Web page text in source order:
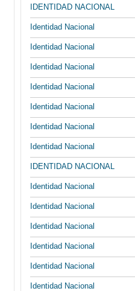
IDENTIDAD NACIONAL
Identidad Nacional
Identidad Nacional
Identidad Nacional
Identidad Nacional
Identidad Nacional
Identidad Nacional
Identidad Nacional
IDENTIDAD NACIONAL
Identidad Nacional
Identidad Nacional
Identidad Nacional
Identidad Nacional
Identidad Nacional
Identidad Nacional